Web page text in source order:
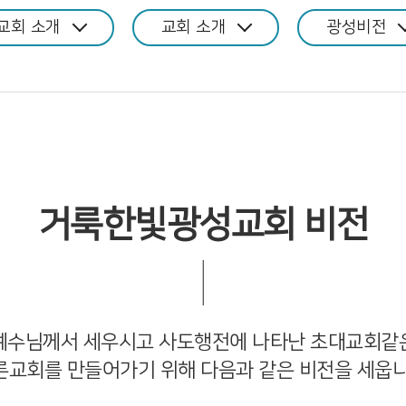
회 소개 교회 소개 광성비전
거룩한빛광성교회 비전
수님께서 세우시고 사도행전에 나타난 초대교회같
교회를 만들어가기 위해 다음과 같은 비전을 세웁